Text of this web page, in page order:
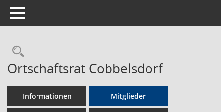
Toggle navigation
Rechercheauswahl
Ortschaftsrat Cobbelsdorf
Informationen Mitglieder